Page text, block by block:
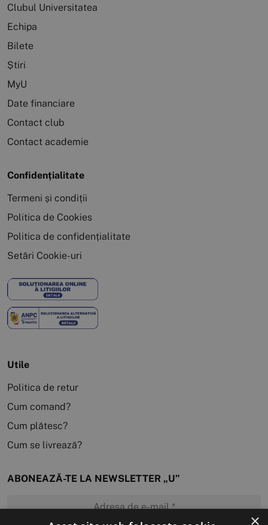
Clubul Universitatea
Echipa
Bilete
Știri
MyU
Date financiare
Contact club
Contact academie
Confidențialitate
Termeni și condiții
Politica de Cookies
Politica de confidențialitate
Setări Cookie-uri
Utile
Politica de retur
Cum comand?
Cum plătesc?
Cum se livrează?
ABONEAZĂ-TE LA NEWSLETTER „U”
×